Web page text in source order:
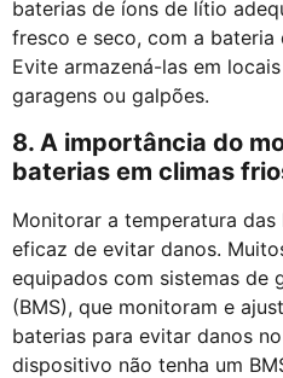
baterias de íons de lítio
fresco e seco, com a bateria
Evite armazená-las em
garagens ou galpões.
8. A importância do
baterias em climas
Monitorar a temperatura das
eficaz de evitar danos.
equipados com sistemas de
(BMS), que monitoram e
baterias para evitar danos
dispositivo não tenha um